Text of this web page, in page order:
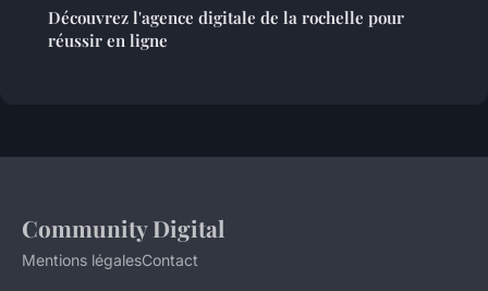
Découvrez l'agence digitale de la rochelle pour
réussir en ligne
Community Digital
Mentions légalesContact